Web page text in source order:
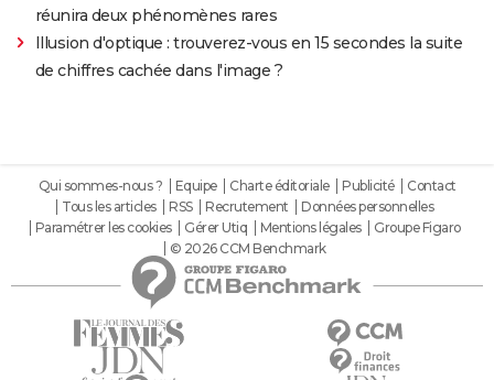
réunira deux phénomènes rares
Illusion d'optique : trouverez-vous en 15 secondes la suite
de chiffres cachée dans l'image ?
Qui sommes-nous ? Equipe Charte éditoriale Publicité
Contact
Tous les articles
RSS Recrutement
Données personnelles
Paramétrer les cookies
Gérer Utiq Mentions légales
Groupe Figaro
© 2026 CCM Benchmark